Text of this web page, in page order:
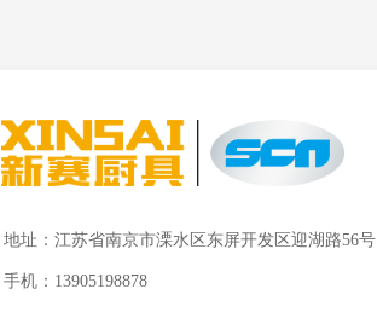
地址： 江苏省南京市溧水区东屏开发区迎湖路56号
手机： 13905198878